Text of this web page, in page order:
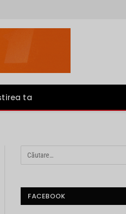
ta
FACEBOOK